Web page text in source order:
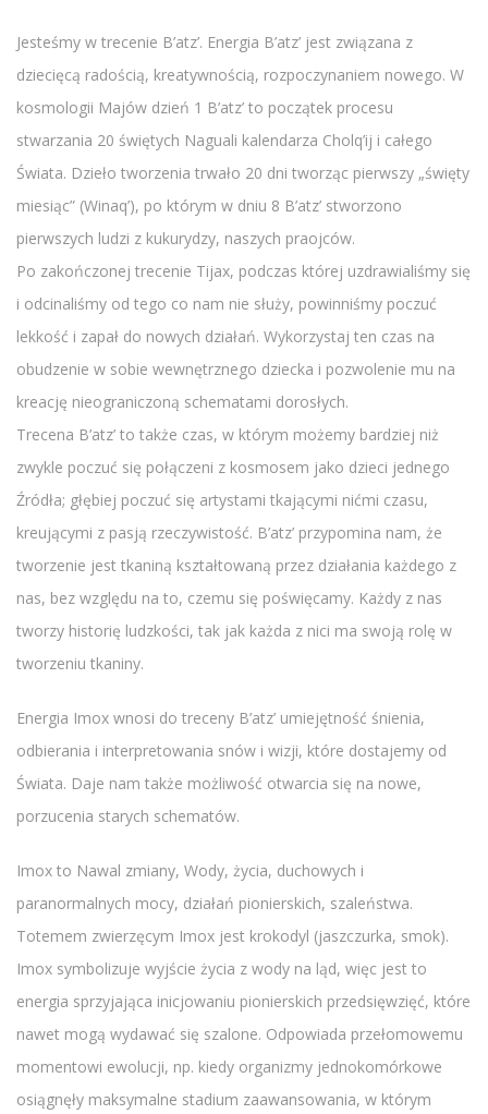
Jesteśmy w trecenie B’atz’. Energia B’atz’ jest związana z
dziecięcą radością, kreatywnością, rozpoczynaniem nowego. W
kosmologii Majów dzień 1 B’atz’ to początek procesu
stwarzania 20 świętych Naguali kalendarza Cholq’ij i całego
Świata. Dzieło tworzenia trwało 20 dni tworząc pierwszy „święty
miesiąc” (Winaq’), po którym w dniu 8 B’atz’ stworzono
pierwszych ludzi z kukurydzy, naszych praojców.
Po zakończonej trecenie Tijax, podczas której uzdrawialiśmy się
i odcinaliśmy od tego co nam nie służy, powinniśmy poczuć
lekkość i zapał do nowych działań. Wykorzystaj ten czas na
obudzenie w sobie wewnętrznego dziecka i pozwolenie mu na
kreację nieograniczoną schematami dorosłych.
Trecena B’atz’ to także czas, w którym możemy bardziej niż
zwykle poczuć się połączeni z kosmosem jako dzieci jednego
Źródła; głębiej poczuć się artystami tkającymi nićmi czasu,
kreującymi z pasją rzeczywistość. B’atz’ przypomina nam, że
tworzenie jest tkaniną kształtowaną przez działania każdego z
nas, bez względu na to, czemu się poświęcamy. Każdy z nas
tworzy historię ludzkości, tak jak każda z nici ma swoją rolę w
tworzeniu tkaniny.
Energia Imox wnosi do treceny B’atz’ umiejętność śnienia,
odbierania i interpretowania snów i wizji, które dostajemy od
Świata. Daje nam także możliwość otwarcia się na nowe,
porzucenia starych schematów.
Imox to Nawal zmiany, Wody, życia, duchowych i
paranormalnych mocy, działań pionierskich, szaleństwa.
Totemem zwierzęcym Imox jest krokodyl (jaszczurka, smok).
Imox symbolizuje wyjście życia z wody na ląd, więc jest to
energia sprzyjająca inicjowaniu pionierskich przedsięwzięć, które
nawet mogą wydawać się szalone. Odpowiada przełomowemu
momentowi ewolucji, np. kiedy organizmy jednokomórkowe
osiągnęły maksymalne stadium zaawansowania, w którym